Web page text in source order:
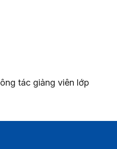
tác giảng viên lớp